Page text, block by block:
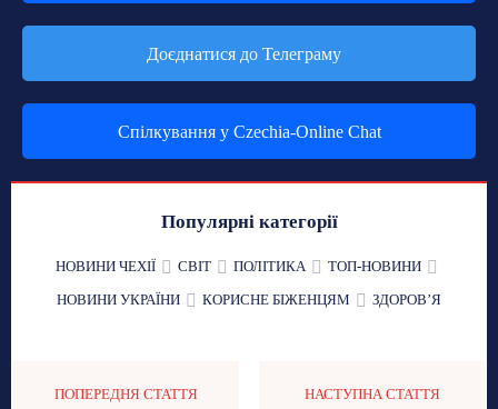
Доєднатися до Телеграму
Спілкування у Czechia-Online Chat
Популярні категорії
НОВИНИ ЧЕХІЇ СВІТ ПОЛІТИКА
ТОП-НОВИНИ
НОВИНИ УКРАЇНИ
КОРИСНЕ БІЖЕНЦЯМ ЗДОРОВʼЯ
ПОПЕРЕДНЯ СТАТТЯ НАСТУПНА СТАТТЯ